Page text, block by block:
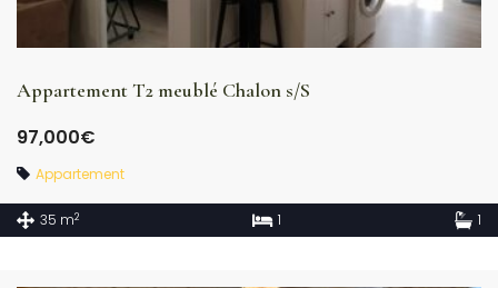
Appartement T2 meublé Chalon s/S
97,000€
Appartement
35 m2 1 1